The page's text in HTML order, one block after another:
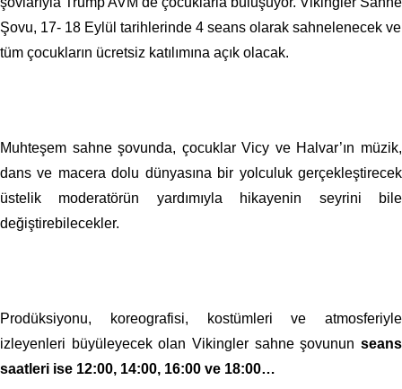
Şovu, 17- 18 Eylül tarihlerinde 4 seans olarak sahnelenecek ve
tüm çocukların ücretsiz katılımına açık olacak.
Muhteşem sahne şovunda, çocuklar Vicy ve Halvar’ın müzik,
dans ve macera dolu dünyasına bir yolculuk gerçekleştirecek
üstelik moderatörün yardımıyla hikayenin seyrini bile
değiştirebilecekler.
Prodüksiyonu, koreografisi, kostümleri ve atmosferiyle
izleyenleri büyüleyecek olan Vikingler sahne şovunun seans
saatleri ise 12:00, 14:00, 16:00 ve 18:00…